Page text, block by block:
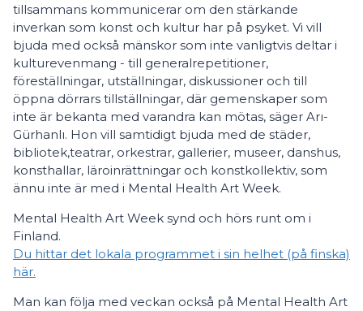
tillsammans kommunicerar om den stärkande
inverkan som konst och kultur har på psyket. Vi vill
bjuda med också mänskor som inte vanligtvis deltar i
kulturevenmang - till generalrepetitioner,
föreställningar, utställningar, diskussioner och till
öppna dörrars tillställningar, där gemenskaper som
inte är bekanta med varandra kan mötas, säger Arı-
Gürhanlı. Hon vill samtidigt bjuda med de städer,
bibliotek,teatrar, orkestrar, gallerier, museer, danshus,
konsthallar, läroinrättningar och konstkollektiv, som
ännu inte är med i Mental Health Art Week.
Mental Health Art Week synd och hörs runt om i
Finland.
Du hittar det lokala programmet i sin helhet (på finska)
här.
Man kan följa med veckan också på Mental Health Art